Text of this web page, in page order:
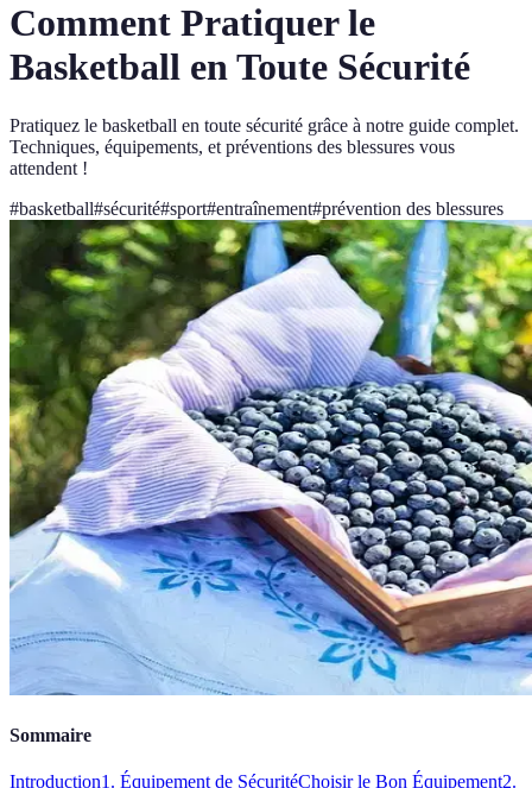
Comment Pratiquer le
Basketball en Toute Sécurité
Pratiquez le basketball en toute sécurité grâce à notre guide complet.
Techniques, équipements, et préventions des blessures vous
attendent !
#basketball#sécurité#sport#entraînement#prévention des blessures
Sommaire
Introduction1. Équipement de SécuritéChoisir le Bon Équipement2.